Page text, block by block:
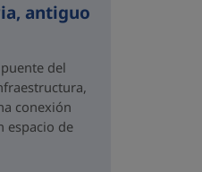
antiguo
del
conexión
espacio de